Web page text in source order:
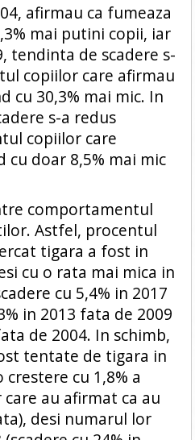
afirmau ca fumeaza
mai putini copii, iar
tendinta de scadere s-
copiilor care afirmau
cu 30,3% mai mic. In
s-a redus
copiilor care
doar 8,5% mai mic
comportamentul
Astfel, procentul
tigara a fost in
cu o rata mai mica in
cu 5,4% in 2017
in 2013 fata de 2009
de 2004. In schimb,
tentate de tigara in
cu 1,8% a
au afirmat ca au
desi numarul lor